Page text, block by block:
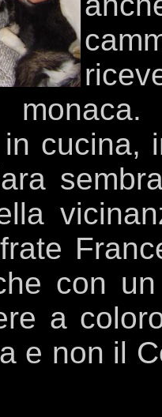
cucina,
con
a
e non il